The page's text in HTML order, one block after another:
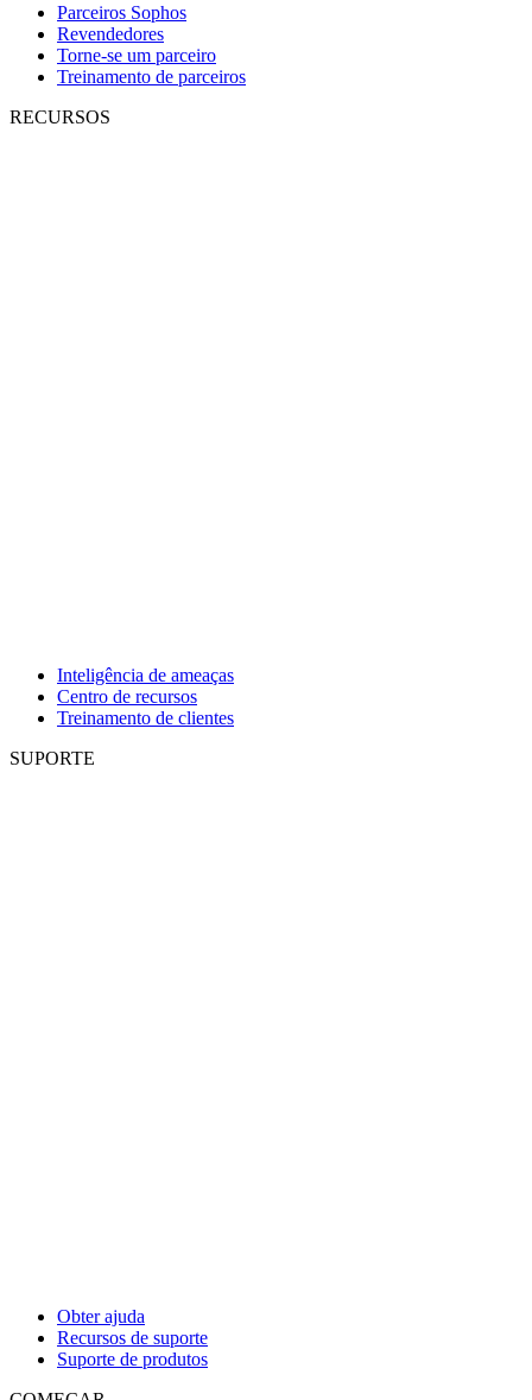
Parceiros Sophos
Revendedores
Torne-se um parceiro
Treinamento de parceiros
RECURSOS
Inteligência de ameaças
Centro de recursos
Treinamento de clientes
SUPORTE
Obter ajuda
Recursos de suporte
Suporte de produtos